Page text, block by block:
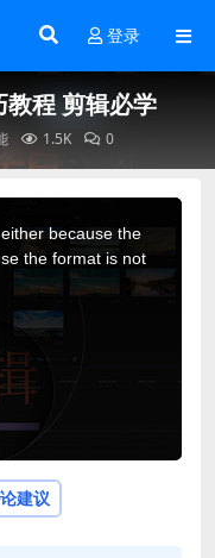
登录
程 剪辑必学
1.5K 0
because the
the format is not
建议